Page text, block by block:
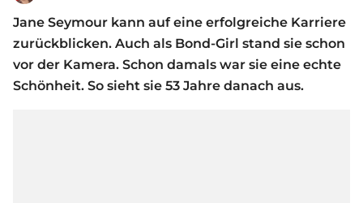
Jane Seymour kann auf eine erfolgreiche Karriere
zurückblicken. Auch als Bond-Girl stand sie schon
vor der Kamera. Schon damals war sie eine echte
Schönheit. So sieht sie 53 Jahre danach aus.